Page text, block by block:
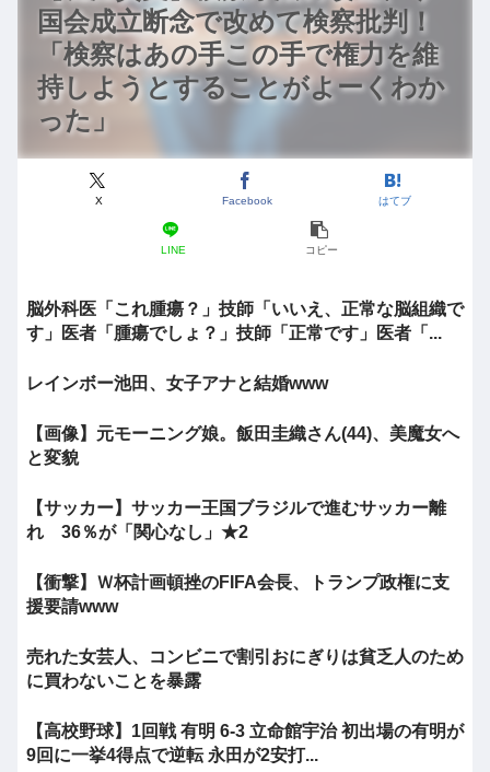
国会成立断念で改めて検察批判！
「検察はあの手この手で権力を維
持しようとすることがよーくわか
った」
X Facebook はてブ
LINE コピー
脳外科医「これ腫瘍？」技師「いいえ、正常な脳組織で
す」医者「腫瘍でしょ？」技師「正常です」医者「...
レインボー池田、女子アナと結婚www
【画像】元モーニング娘。飯田圭織さん(44)、美魔女へ
と変貌
【サッカー】サッカー王国ブラジルで進むサッカー離
れ 36％が「関心なし」★2
【衝撃】Ｗ杯計画頓挫のFIFA会長、トランプ政権に支
援要請www
売れた女芸人、コンビニで割引おにぎりは貧乏人のため
に買わないことを暴露
【高校野球】1回戦 有明 6-3 立命館宇治 初出場の有明が
9回に一挙4得点で逆転 永田が2安打...